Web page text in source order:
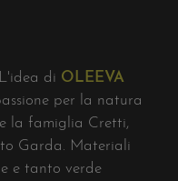
di OLEEVA
per la natura
la famiglia Cretti,
Garda. Materiali
e tanto verde